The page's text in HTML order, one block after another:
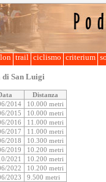
trail ciclismo criterium
San Luigi
Distanza
2014
10.000 metri
2015
10.000 metri
2016
11.000 metri
2017
11.000 metri
2018
10.300 metri
2019
10.200 metri
2021
10.200 metri
2022
10.200 metri
2023
9.500 metri